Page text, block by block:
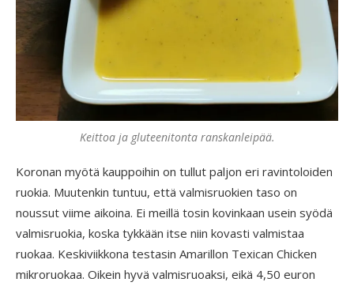
Keittoa ja gluteenitonta ranskanleipää.
Koronan myötä kauppoihin on tullut paljon eri ravintoloiden
ruokia. Muutenkin tuntuu, että valmisruokien taso on
noussut viime aikoina. Ei meillä tosin kovinkaan usein syödä
valmisruokia, koska tykkään itse niin kovasti valmistaa
ruokaa. Keskiviikkona testasin Amarillon Texican Chicken
mikroruokaa. Oikein hyvä valmisruoaksi, eikä 4,50 euron